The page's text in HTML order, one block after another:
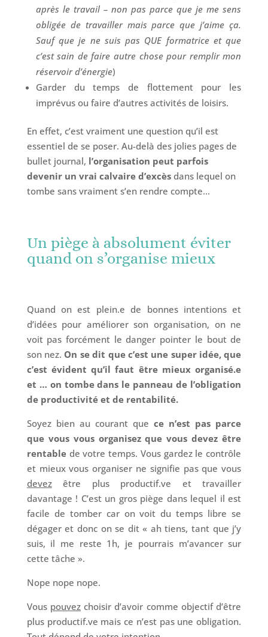
après le travail – non pas parce que je me sens
obligée de travailler mais parce que j’aime ça.
Sauf que je ne suis pas QUE formatrice et que
c’est sain de faire autre chose pour remplir mon
réservoir d’énergie)
Garder du temps de flottement pour les
imprévus ou faire d’autres activités de loisirs.
En effet, c’est vraiment une question qu’il est
essentiel de se poser. Au-delà des jolies pages de
bullet journal, l’organisation peut parfois
devenir un vrai calvaire d’excèsdans lequel on
tombe sans vraiment s’en rendre compte…
Un piège à absolument éviter
quand on s’organise mieux
Quand on est plein.e de bonnes intentions et
d’idées pour améliorer son organisation, on ne
voit pas forcément le danger pointer le bout de
son nez. On se dit que c’est une super idée, que
c’est évident qu’il faut être mieux organisé.e
et … on tombe dans le panneau de l’obligation
de productivité et de rentabilité.
Soyez bien au courant quece n’est pas parce
que vous vous organisez que vous devez être
rentablede votre temps. Vous gardez le contrôle
et mieux vous organiser ne signifie pas que vous
devezêtre plus productif.ve et travailler
davantage ! C’est un gros piège dans lequel il est
facile de tomber car on voit du temps libre se
dégager et donc on se dit « ah tiens, tant que j’y
suis, il me reste 1h, je pourrais m’avancer sur
cette tâche ».
Nope nope nope.
Vous pouvez choisir d’avoir comme objectif d’être
plus productif.ve mais ce n’est pas une obligation.